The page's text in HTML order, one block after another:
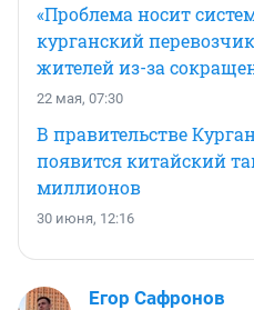
«Проблема носит
курганский
жителей из-за
22 мая, 07:30
В правительстве
появится китайский
миллионов
30 июня, 12:16
Егор Сафронов